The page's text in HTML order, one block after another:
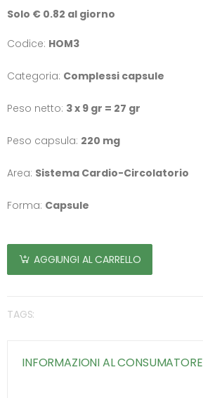
Solo € 0.82 al giorno
Codice: HOM3
Categoria: Complessi capsule
Peso netto: 3 x 9 gr = 27 gr
Peso capsula: 220 mg
Area: Sistema Cardio-Circolatorio
Forma: Capsule
AGGIUNGI AL CARRELLO
TAGS:
INFORMAZIONI AL CONSUMATORE